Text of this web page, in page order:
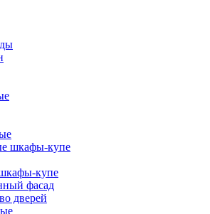
шкафы-купе
купе
фасад
дверей